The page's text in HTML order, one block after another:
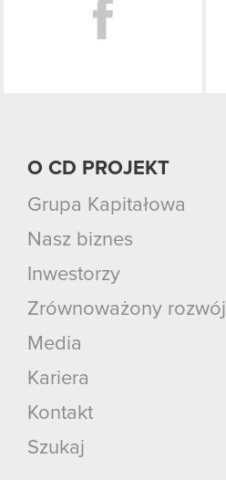
O CD PROJEKT
Grupa Kapitałowa
Nasz biznes
Inwestorzy
Zrównoważony rozwój
Media
Kariera
Kontakt
Szukaj